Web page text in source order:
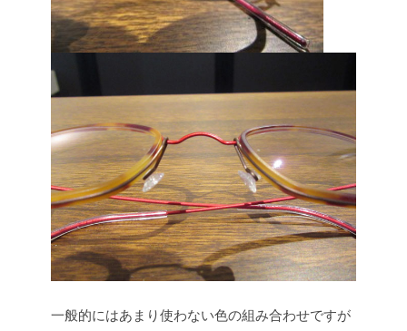
一般的にはあまり使わない色の組み合わせですが